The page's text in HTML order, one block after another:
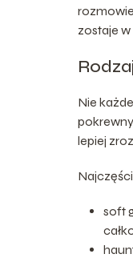
zostaje
Nie
lepiej
soft